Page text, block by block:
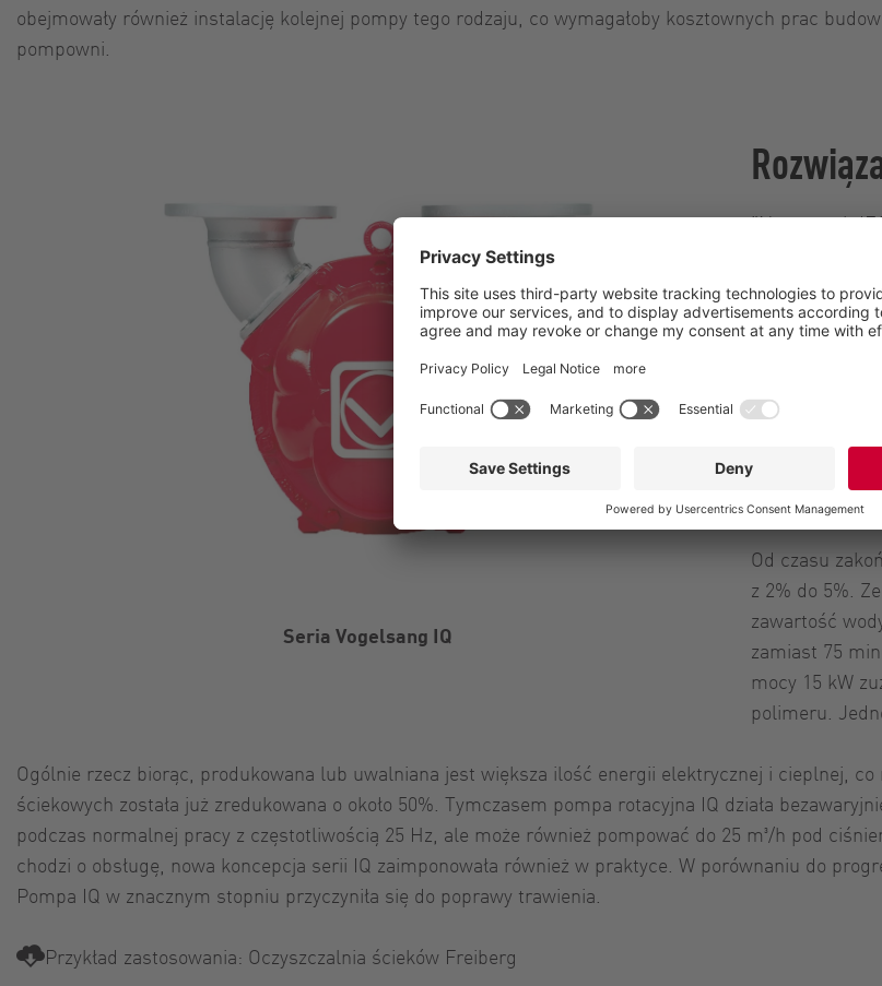
obejmowały również instalację kolejnej pompy tego rodzaju, co wymagałoby kosztownych prac
pompowni.
Seria Vogelsang IQ
"Na targach
kierownik ds.
przydatna,
ułatwiają
działającego
wyższa
A nawet jeśli
elementów
w
Sternkiker,
Od czasu
z 2% do 5%.
zawartość
zamiast 75
mocy 15 kW
polimeru.
Ogólnie rzecz biorąc, produkowana lub uwalniana jest większa ilość energii elektrycznej i cieplnej,
ściekowych została już zredukowana o około 50%. Tymczasem pompa rotacyjna IQ działa
podczas normalnej pracy z częstotliwością 25 Hz, ale może również pompować do 25 m³/h pod
chodzi o obsługę, nowa koncepcja serii IQ zaimponowała również w praktyce. W porównaniu do
Pompa IQ w znacznym stopniu przyczyniła się do poprawy trawienia.
Przykład zastosowania: Oczyszczalnia ścieków Freiberg